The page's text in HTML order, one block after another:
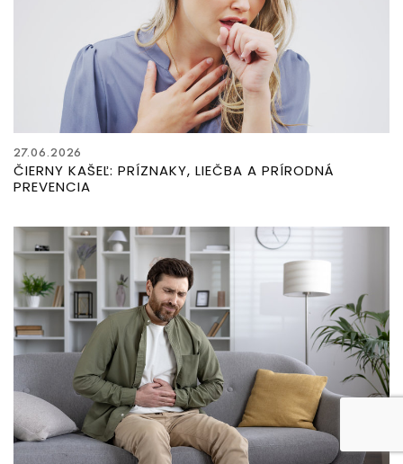
27.06.2026
ČIERNY KAŠEĽ: PRÍZNAKY, LIEČBA A PRÍRODNÁ
PREVENCIA